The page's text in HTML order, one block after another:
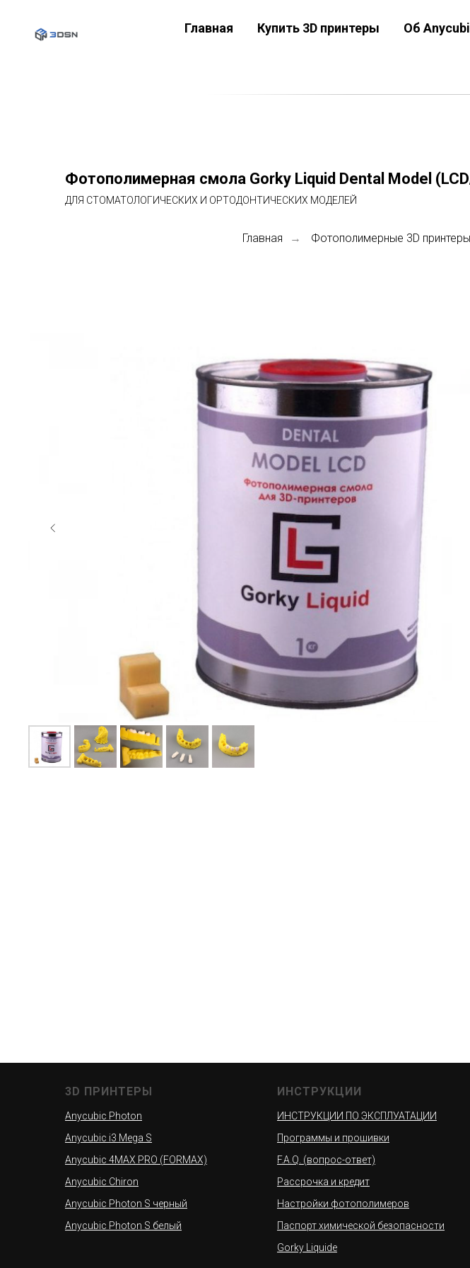
Главная Купить 3D принтеры Об
Фотополимерная смола Gorky Liquid Dental Model
ДЛЯ СТОМАТОЛОГИЧЕСКИХ И ОРТОДОНТИЧЕСКИХ МОДЕЛЕЙ
Главная → Фотополимерные 3D принтеры
3D ПРИНТЕРЫ
Anycubic Photon
Anycubic i3 Mega S
Anycubic 4MAX PRO (FORMAX)
Anycubic Chiron
Anycubic Photon S черный
Anycubic Photon S белый
ИНСТРУКЦИИ
ИНСТРУКЦИИ ПО ЭКСПЛУАТАЦИИ
Программы и прошивки
F.A.Q. (вопрос-ответ)
Рассрочка и кредит
Настройки фотополимеров
Паспорт химической безопасности
Gorky Liquide